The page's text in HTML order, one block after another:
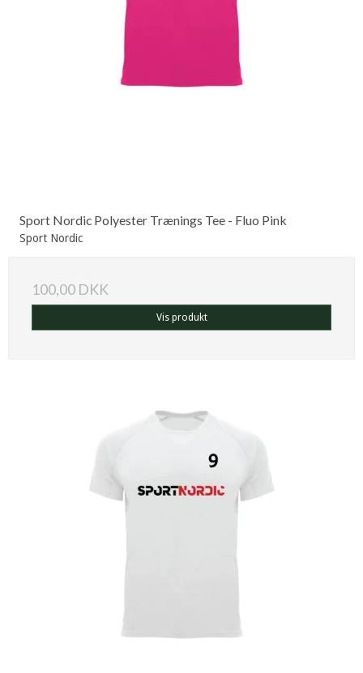
Sport Nordic Polyester Trænings Tee - Fluo Pink
Sport Nordic
100,00 DKK
Vis produkt